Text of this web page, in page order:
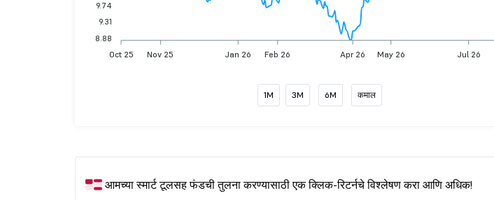
Oct 25 Nov 25 Jan 26 Feb 26 Apr 26 May 26 Jul 26
9.74
9.31
8.88
1M 3M 6M कमाल
आमच्या स्मार्ट टूलसह फंडची तुलना करण्यासाठी एक क्लिक-रिटर्नचे विश्लेषण करा आणि अधिक!